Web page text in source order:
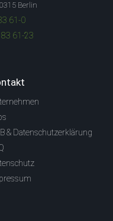
Berlin
61-0
61-23
& Datenschutzerklärung